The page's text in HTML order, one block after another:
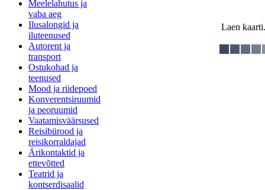
Meelelahutus ja
vaba aeg
Ilusalongid ja
iluteenused
Autorent ja
transport
Ostukohad ja
teenused
Mood ja riidepoed
Konverentsiruumid
ja peoruumid
Vaatamisväärsused
Reisibürood ja
reisikorraldajad
Ärikontaktid ja
ettevõtted
Teatrid ja
kontserdisaalid
Laen